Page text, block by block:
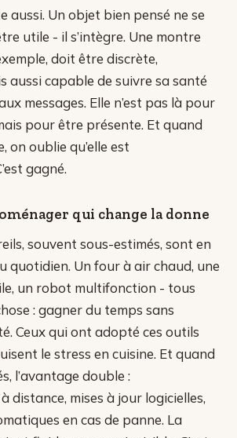
aussi. Un objet bien pensé ne se
utile - il s’intègre. Une montre
doit être discrète,
aussi capable de suivre sa santé
messages. Elle n’est pas là pour
pour être présente. Et quand
on oublie qu’elle est
gagné.
qui change la donne
souvent sous-estimés, sont en
quotidien. Un four à air chaud, une
un robot multifonction - tous
: gagner du temps sans
Ceux qui ont adopté ces outils
le stress en cuisine. Et quand
l’avantage double :
distance, mises à jour logicielles,
en cas de panne. La